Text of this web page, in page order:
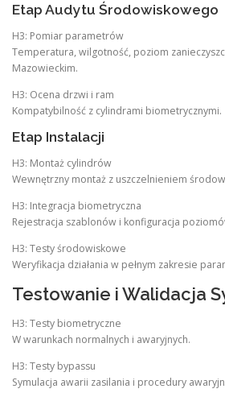
Etap Audytu Środowiskowego
H3: Pomiar parametrów
Temperatura, wilgotność, poziom
Mazowieckim.
H3: Ocena drzwi i ram
Kompatybilność z cylindrami biometrycznymi.
Etap Instalacji
H3: Montaż cylindrów
Wewnętrzny montaż z uszczelnieniem
H3: Integracja biometryczna
Rejestracja szablonów i konfiguracja
H3: Testy środowiskowe
Weryfikacja działania w pełnym zakresie
Testowanie i Walidacja
H3: Testy biometryczne
W warunkach normalnych i awaryjnych.
H3: Testy bypassu
Symulacja awarii zasilania i procedury